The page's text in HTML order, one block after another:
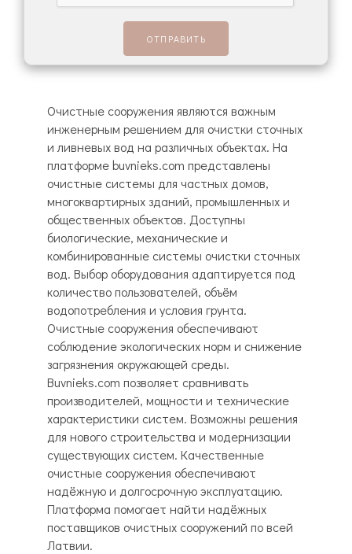
Очистные сооружения являются важным
инженерным решением для очистки сточных
и ливневых вод на различных объектах. На
платформе buvnieks.com представлены
очистные системы для частных домов,
многоквартирных зданий, промышленных и
общественных объектов. Доступны
биологические, механические и
комбинированные системы очистки сточных
вод. Выбор оборудования адаптируется под
количество пользователей, объём
водопотребления и условия грунта.
Очистные сооружения обеспечивают
соблюдение экологических норм и снижение
загрязнения окружающей среды.
Buvnieks.com позволяет сравнивать
производителей, мощности и технические
характеристики систем. Возможны решения
для нового строительства и модернизации
существующих систем. Качественные
очистные сооружения обеспечивают
надёжную и долгосрочную эксплуатацию.
Платформа помогает найти надёжных
поставщиков очистных сооружений по всей
Латвии.